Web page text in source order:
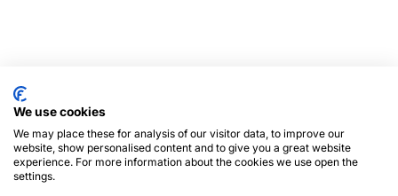
We use cookies
We may place these for analysis of our visitor data, to improve our
website, show personalised content and to give you a great website
experience. For more information about the cookies we use open the
settings.